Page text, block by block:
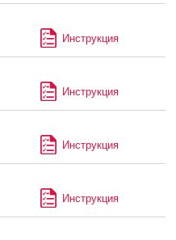
Инструкция
Инструкция
Инструкция
Инструкция